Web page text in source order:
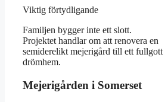
Viktig förtydligande
Familjen bygger inte ett slott.
Projektet handlar om att renovera en
semiderelikt mejerigård till ett fullgott
drömhem.
Mejerigården i Somerset